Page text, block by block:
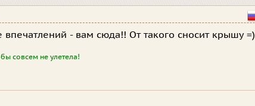
впечатлений - вам сюда!! От такого сносит крышу =)
совсем не улетела!